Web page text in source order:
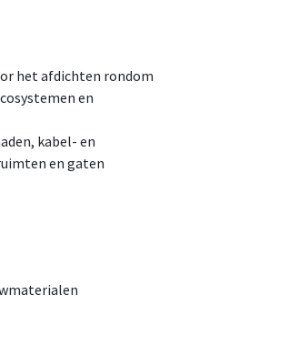
het afdichten rondom
en
kabel- en
en gaten